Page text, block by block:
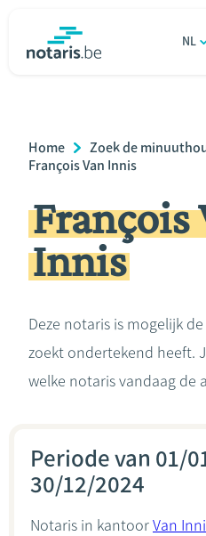
gaan
NL
Relatie & samenleven
Erven & schenken
Ondernemen
Rekenmodules
Breadcrumb
Home
Zoek de
François Van Innis
François
Innis
Deze notaris is mogelijk
zoekt ondertekend heeft.
welke notaris vandaag de
Periode van 01/
30/12/2024
Notaris in kantoorVan